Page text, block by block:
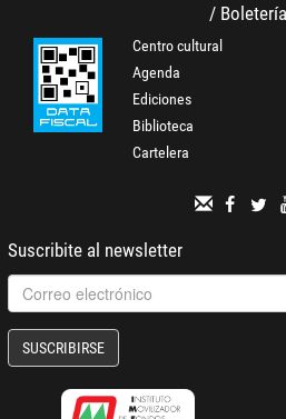
/
Centro cultural
Agenda
Ediciones
Biblioteca
Cartelera
Suscribite al newsletter
SUSCRIBIRSE